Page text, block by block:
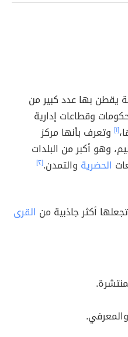
يقطن بها عدد كبير من
وقطاعات إدارية
[١] وتعرف بأنها مركز
وهو أكبر من البلدات
الحضرية والتمدن.[٢]
أكثر جاذبية من القرى